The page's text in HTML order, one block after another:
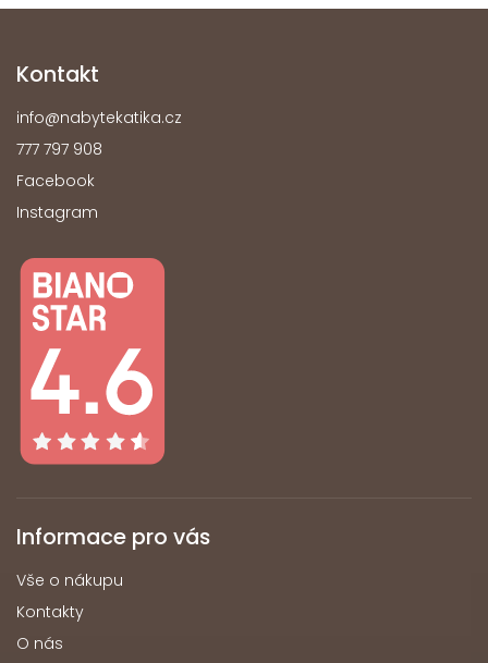
Kontakt
info@nabytekatika.cz
777 797 908
Facebook
Instagram
Informace pro vás
Vše o nákupu
Kontakty
O nás